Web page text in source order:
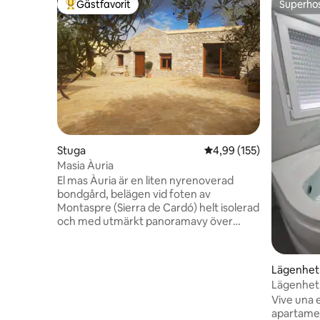
Populär gästfavorit
Gästfavorit
Stuga 4,99 av 5 i
4,99 (155)
Masia Àuria
El mas Àuria är en liten nyrenoverad
bondgård, belägen vid foten av
Montaspre (Sierra de Cardó) helt isolerad
och med utmärkt panoramavy över
Lägenhet
Lägenhet
Delicias
Vive una